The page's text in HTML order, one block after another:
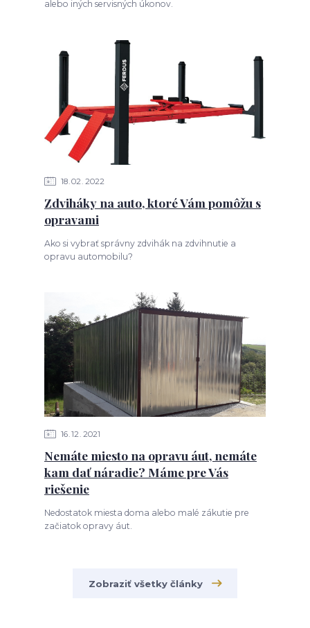
alebo iných servisných úkonov.
18 02 2022
Zdviháky na auto, ktoré Vám pomôžu s
opravami
Ako si vybrať správny zdvihák na zdvihnutie a
opravu automobilu?
16 12 2021
Nemáte miesto na opravu áut, nemáte
kam dať náradie? Máme pre Vás
riešenie
Nedostatok miesta doma alebo malé zákutie pre
začiatok opravy áut.
Zobraziť všetky články